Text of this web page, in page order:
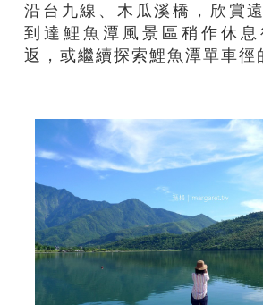
沿台九線、木瓜溪橋，欣賞
到達鯉魚潭風景區稍作休
返，或繼續探索鯉魚潭單車徑